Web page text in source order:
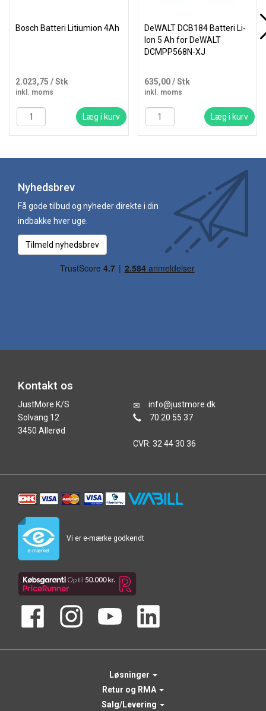
Bosch Batteri Litiumion 4Ah
2.023,75 / Stk
inkl. moms
Læg i kurv
DeWALT DCB184 Batteri Li-
Ion 5 Ah for DeWALT
DCMPP568N-XJ
635,00/ Stk
inkl. moms
Læg i kurv
Nyhedsbrev
Få gode tilbud og nyheder direkte i din
indbakke hver uge.
Tilmeld nyhedsbrev
Kontakt os
JustMore K/S
Solvang 12
3450 Allerød
info@justmore.dk
70 20 55 37
CVR: 32 44 30 36
Vi er e-mærke godkendt
Løsninger
Retur og RMA
Salg/Levering